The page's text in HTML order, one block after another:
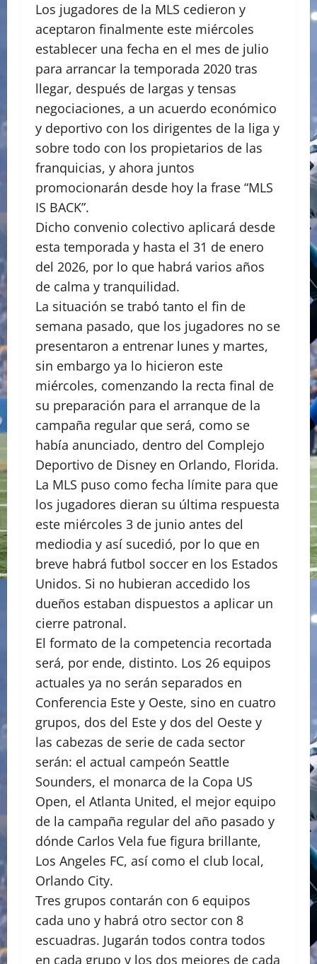
Los jugadores de la MLS cedieron y
aceptaron finalmente este miércoles
establecer una fecha en el mes de julio
para arrancar la temporada 2020 tras
llegar, después de largas y tensas
negociaciones, a un acuerdo económico
y deportivo con los dirigentes de la liga y
sobre todo con los propietarios de las
franquicias, y ahora juntos
promocionarán desde hoy la frase “MLS
IS BACK”.
Dicho convenio colectivo aplicará desde
esta temporada y hasta el 31 de enero
del 2026, por lo que habrá varios años
de calma y tranquilidad.
La situación se trabó tanto el fin de
semana pasado, que los jugadores no se
presentaron a entrenar lunes y martes,
sin embargo ya lo hicieron este
miércoles, comenzando la recta final de
su preparación para el arranque de la
campaña regular que será, como se
había anunciado, dentro del Complejo
Deportivo de Disney en Orlando, Florida.
La MLS puso como fecha límite para que
los jugadores dieran su última respuesta
este miércoles 3 de junio antes del
mediodia y así sucedió, por lo que en
breve habrá futbol soccer en los Estados
Unidos. Si no hubieran accedido los
dueños estaban dispuestos a aplicar un
cierre patronal.
El formato de la competencia recortada
será, por ende, distinto. Los 26 equipos
actuales ya no serán separados en
Conferencia Este y Oeste, sino en cuatro
grupos, dos del Este y dos del Oeste y
las cabezas de serie de cada sector
serán: el actual campeón Seattle
Sounders, el monarca de la Copa US
Open, el Atlanta United, el mejor equipo
de la campaña regular del año pasado y
dónde Carlos Vela fue figura brillante,
Los Angeles FC, así como el club local,
Orlando City.
Tres grupos contarán con 6 equipos
cada uno y habrá otro sector con 8
escuadras. Jugarán todos contra todos
en cada grupo y los dos mejores de cada